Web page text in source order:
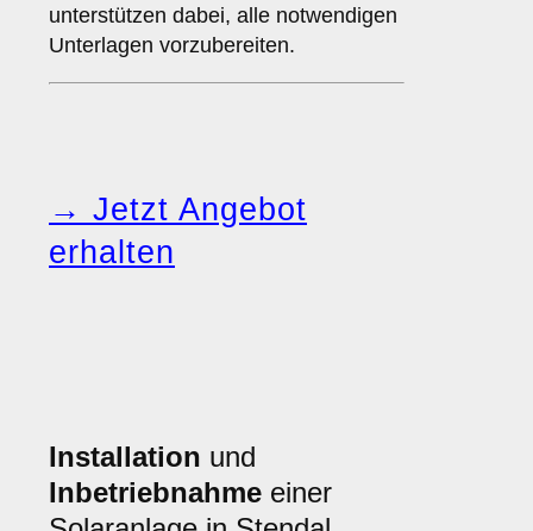
unterstützen dabei, alle notwendigen
Unterlagen vorzubereiten.
→ Jetzt Angebot
erhalten
Installation und
Inbetriebnahme einer